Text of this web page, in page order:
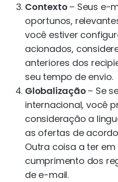
Contexto – Seus e-
oportunos,
você estiver
acionados,
anteriores dos
seu tempo de envio.
Globalização – Se
internacional, você
consideração a
as ofertas de
Outra coisa a ter
cumprimento dos
de e-mail.